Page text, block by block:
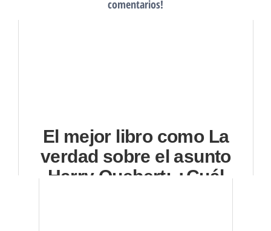
comentarios!
El mejor libro como La
verdad sobre el asunto
Harry Quebert: ¿Cuál